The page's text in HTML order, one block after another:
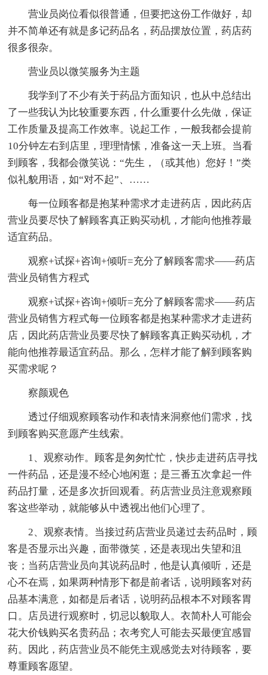
营业员岗位看似很普通，但要把这份工作做好，却
并不简单还有就是多记药品名，药品摆放位置，药店药
很多很杂。
营业员以微笑服务为主题
我学到了不少有关于药品方面知识，也从中总结出
了一些我认为比较重要东西，什么重要什么先做，保证
工作质量及提高工作效率。说起工作，一般我都会提前
10分钟左右到店里，理理情愫，准备这一天上班。当看
到顾客，我都会微笑说：“先生，（或其他）您好！”类
似礼貌用语，如“对不起”、……
每一位顾客都是抱某种需求才走进药店，因此药店
营业员要尽快了解顾客真正购买动机，才能向他推荐最
适宜药品。
观察+试探+咨询+倾听=充分了解顾客需求——药店
营业员销售方程式
观察+试探+咨询+倾听=充分了解顾客需求——药店
营业员销售方程式每一位顾客都是抱某种需求才走进药
店，因此药店营业员要尽快了解顾客真正购买动机，才
能向他推荐最适宜药品。那么，怎样才能了解到顾客购
买需求呢？
察颜观色
透过仔细观察顾客动作和表情来洞察他们需求，找
到顾客购买意愿产生线索。
1、观察动作。顾客是匆匆忙忙，快步走进药店寻找
一件药品，还是漫不经心地闲逛；是三番五次拿起一件
药品打量，还是多次折回观看。药店营业员注意观察顾
客这些举动，就能够从中透视出他们心理了。
2、观察表情。当接过药店营业员递过去药品时，顾
客是否显示出兴趣，面带微笑，还是表现出失望和沮
丧；当药店营业员向其说药品时，他是认真倾听，还是
心不在焉，如果两种情形下都是前者话，说明顾客对药
品基本满意，如都是后者话，说明药品根本不对顾客胃
口。店员进行观察时，切忌以貌取人。衣简朴人可能会
花大价钱购买名贵药品；衣考究人可能去买最便宜感冒
药。因此，药店营业员不能凭主观感觉去对待顾客，要
尊重顾客愿望。